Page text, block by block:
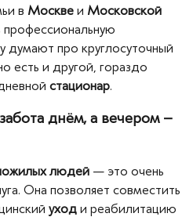
в Москве и Московской
профессиональную
про круглосуточный
есть и другой, гораздо
стационар.
днём, а вечером –
людей — это очень
Она позволяет совместить
уход и реабилитацию